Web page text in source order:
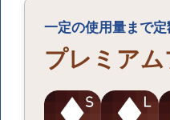
一定の使用量まで
プレミア